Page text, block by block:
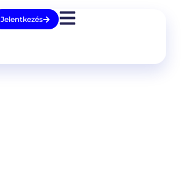
Jelentkezés